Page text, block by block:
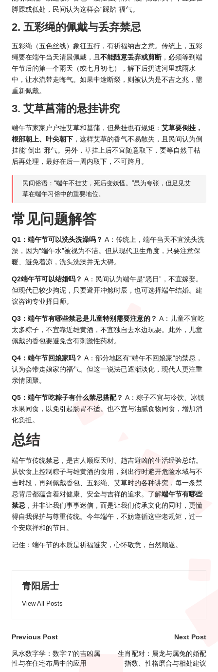
脚踝或低处，民间认为这样会“踩踏”福气。
2. 五彩绳的佩戴与丢弃禁忌
五彩绳（五色丝线）象征五行，有祈福纳吉之意。传统上，五彩
绳要在端午当天清晨佩戴，且 不能随意丢弃或剪断 ，必须等到端
午节后的第一个雨天（或七月初七），解下后扔进河里或雨水
中，让水流带走晦气。如果中途断裂，则被认为是不吉之兆，需
重新佩戴。
3. 艾草菖蒲的悬挂讲究
端午节家家户户挂艾草和菖蒲，但悬挂也有规矩： 艾草要倒挂，
根部朝上、叶尖朝下 ，这样艾草的香气不易散失，且民间认为倒
挂能“倒出”邪气。另外，草挂上后不宜随意取下，要等自然干枯
后再处理，最好在后一周内取下，不可跨月。
民间俗语：“端午不挂艾，死后变妖怪。”虽为夸张，但足见艾
草在端午习俗中的重要地位。
常见问题解答
Q1：端午节可以洗头洗澡吗？ A：传统上，端午当天不宜洗头洗
澡，因为“端午水”被视为不洁。但从现代卫生角度，只要注意保
暖、避免着凉，洗头洗澡并无大碍。
Q2端午节可以结婚吗？ A：民间认为端午是“恶日”，不宜嫁娶。
但现代已较少拘泥，只要避开冲煞时辰，也可选择端午结婚。建
议咨询专业择日师。
Q3：端午节有哪些禁忌是儿童特别需要注意的？ A：儿童不宜吃
太多粽子，不宜靠近雄黄酒，不宜独自去水边玩耍。此外，儿童
佩戴的香包要避免含有刺激性药材。
Q4：端午节回娘家吗？ A：部分地区有“端午不回娘家”的禁忌，
认为会带走娘家的福气。但这一说法已逐渐淡化，现代人更注重
亲情团聚。
Q5： 端午节吃粽子有什么禁忌搭配？ A：粽子不宜与冷饮、冰镇
水果同食，以免引起肠胃不适。也不宜与油腻食物同食，增加消
化负担。
总结
端午节传统禁忌，是古人顺应天时、趋吉避凶的生活经验总结。
从饮食上控制粽子与雄黄酒的食用，到出行时避开危险水域与不
吉时段，再到佩戴香包、五彩绳、艾草时的各种讲究，每一条禁
忌背后都蕴含着对健康、安全与吉祥的追求。了解端午节有哪些
禁忌 ，并非让我们事事迷信，而是让我们传承文化的同时，更懂
得自我保护与尊重传统。今年端午，不妨遵循这些老规矩，过一
个安康祥和的节日。
记住：端午节的本质是祈福避灾，心怀敬意，自然顺遂。
青阳居士
View All Posts
Post
navigation
Previous Post
风水数字学：数字‘7’的吉凶属
性与在住宅布局中的应用
Next Post
生肖配对：属龙与属兔的婚配
指数、性格磨合与相处建议